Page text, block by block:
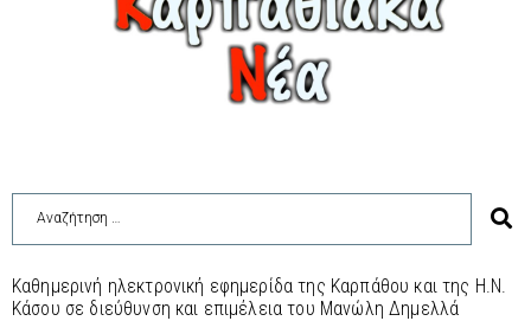
Καθημερινή ηλεκτρονική εφημερίδα της Καρπάθου και της Η.Ν.
Κάσου σε διεύθυνση και επιμέλεια του Μανώλη Δημελλά